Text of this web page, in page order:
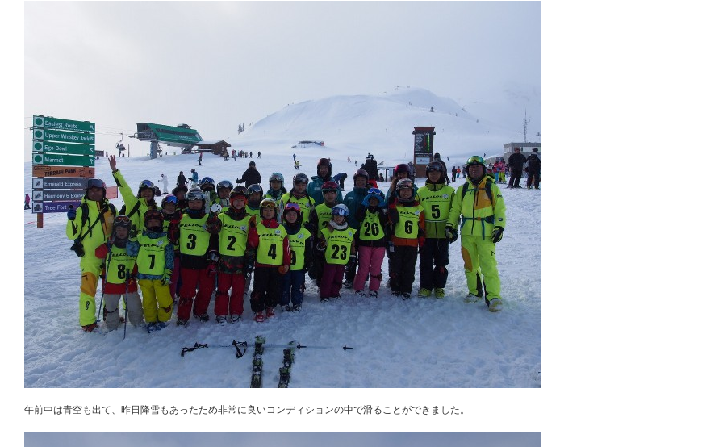
午前中は青空も出て、昨日降雪もあったため非常に良いコンディションの中で滑ることができました。